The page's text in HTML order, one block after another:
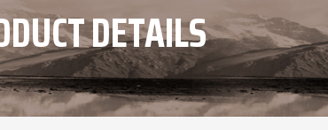
DETAILS